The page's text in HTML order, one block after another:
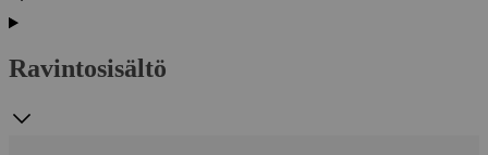
Ravintosisältö